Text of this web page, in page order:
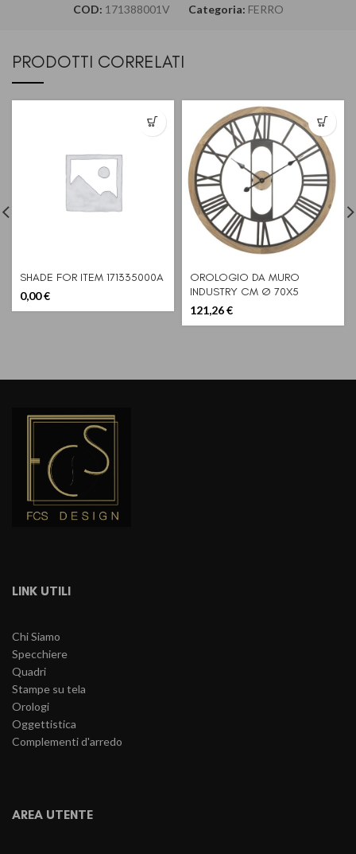
COD: 171388001V Categoria: FERRO
PRODOTTI CORRELATI
SHADE FOR ITEM 171335000A
0,00€
OROLOGIO DA MURO
INDUSTRY CM Ø 70X5
121,26€
LINK UTILI
Chi Siamo
Specchiere
Quadri
Stampe su tela
Orologi
Oggettistica
Complementi d'arredo
AREA UTENTE